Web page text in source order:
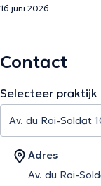
16 juni 2026
Contact
Selecteer praktijk
Adres
Av. du Roi-